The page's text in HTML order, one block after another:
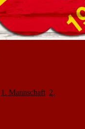
1. Mannschaft 2.